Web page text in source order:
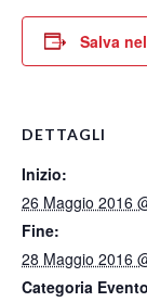
Salva
DETTAGLI
Inizio:
26 Maggio 2016
Fine:
28 Maggio 2016
Categoria